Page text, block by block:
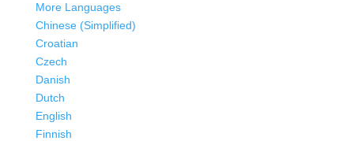
More Languages
Chinese (Simplified)
Croatian
Czech
Danish
Dutch
English
Finnish